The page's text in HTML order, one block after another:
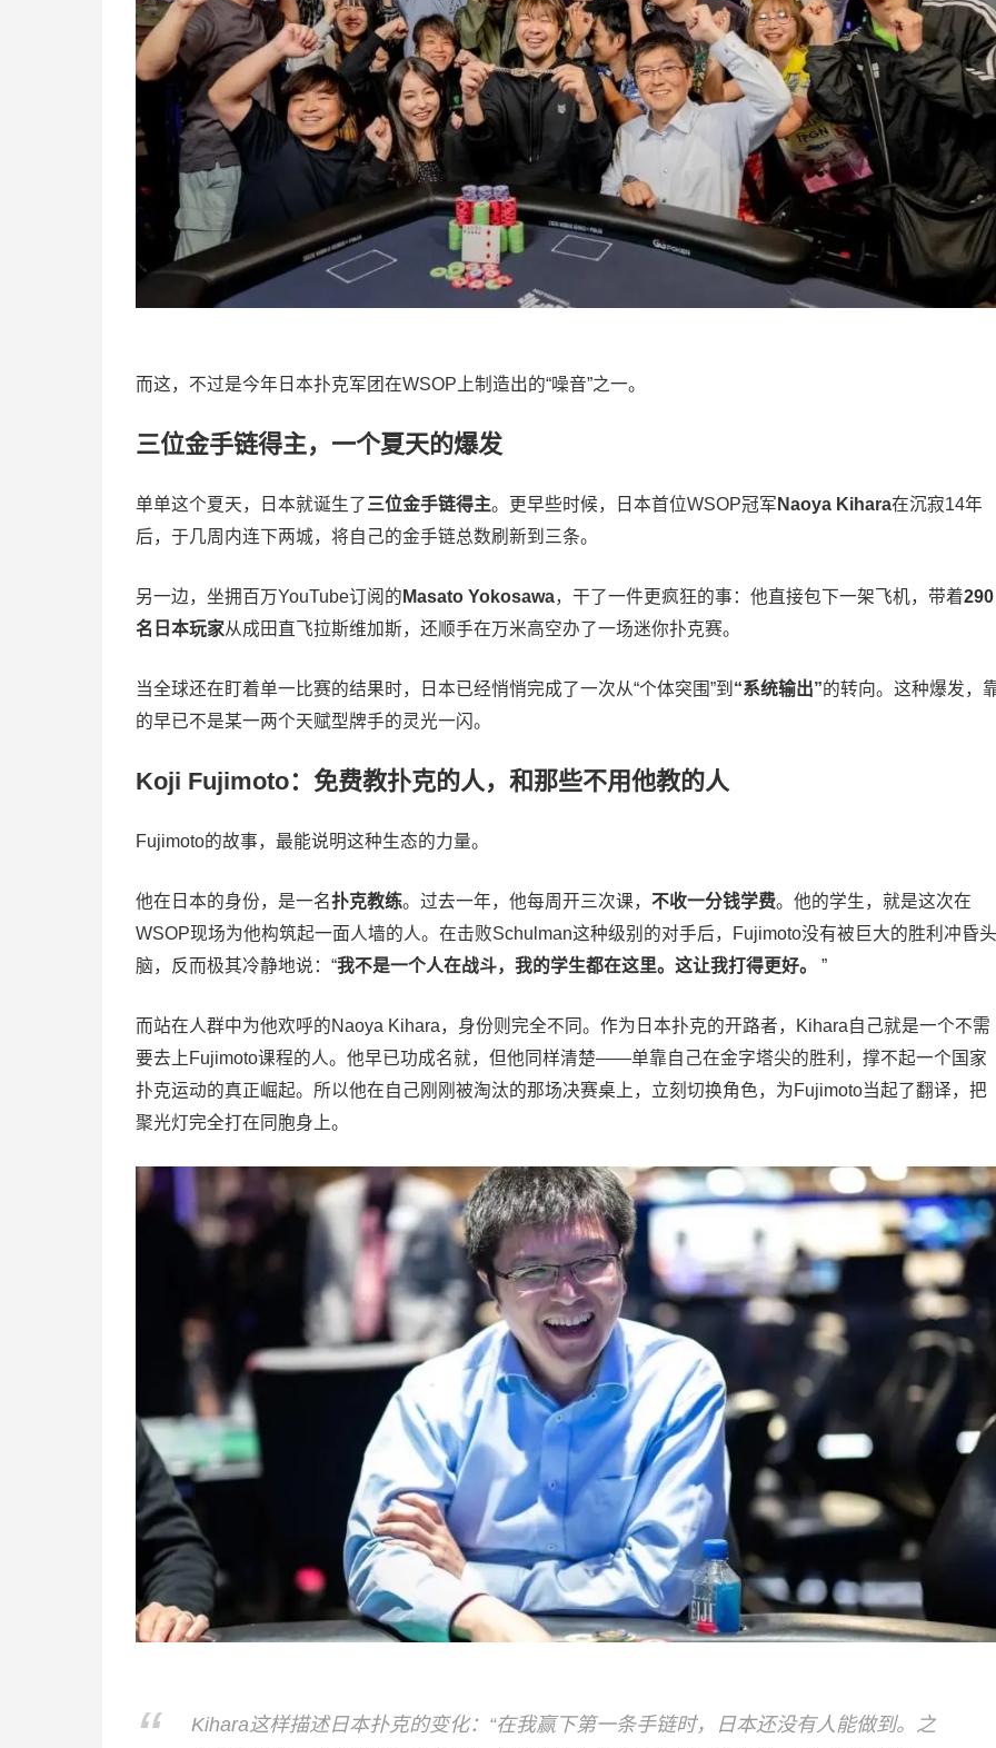
而这，不过是今年日本扑克军团在WSOP上制造出的“噪音”之一。
三位金手链得主，一个夏天的爆发
单单这个夏天，日本就诞生了三位金手链得主。更早些时候，日本首位WSOP冠军 Naoya Kihara在沉寂14年
后，于几周内连下两城，将自己的金手链总数刷新到三条。
另一边，坐拥百万YouTube订阅的 Masato Yokosawa，干了一件更疯狂的事：他直接包下一架飞机，带着290
名日本玩家从成田直飞拉斯维加斯，还顺手在万米高空办了一场迷你扑克赛。
当全球还在盯着单一比赛的结果时，日本已经悄悄完成了一次从“个体突围”到 “系统输出”的转向。这种爆发，
的早已不是某一两个天赋型牌手的灵光一闪。
Koji Fujimoto：免费教扑克的人，和那些不用他教的人
Fujimoto的故事，最能说明这种生态的力量。
他在日本的身份，是一名扑克教练。过去一年，他每周开三次课， 不收一分钱学费。他的学生，就是这次在
WSOP现场为他构筑起一面人墙的人。在击败Schulman这种级别的对手后，Fujimoto没有被巨大的胜利冲昏头
脑，反而极其冷静地说：“我不是一个人在战斗，我的学生都在这里。这让我打得更好。 ”
而站在人群中为他欢呼的Naoya Kihara，身份则完全不同。作为日本扑克的开路者，Kihara自己就是一个不需
要去上Fujimoto课程的人。他早已功成名就，但他同样清楚——单靠自己在金字塔尖的胜利，撑不起一个国家
扑克运动的真正崛起。所以他在自己刚刚被淘汰的那场决赛桌上，立刻切换角色，为Fujimoto当起了翻译，把
聚光灯完全打在同胞身上。
Kihara这样描述日本扑克的变化：“在我赢下第一条手链时，日本还没有人能做到。之